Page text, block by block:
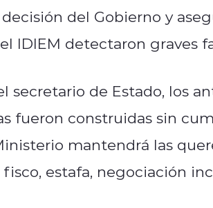
del Gobierno y
IDIEM detectaron graves
secretario de Estado, los
fueron construidas sin
mantendrá las
estafa, negociación